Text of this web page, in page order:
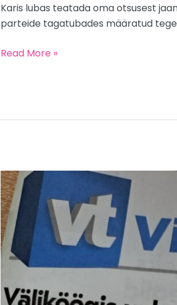
Karis lubas teatada oma otsusest
parteide tagatubades määratud
Read More »
MEEDIAVALVUR:
Estonia
huku
kuulsa
ohvri
tütar
hävitamas
Eestimaad